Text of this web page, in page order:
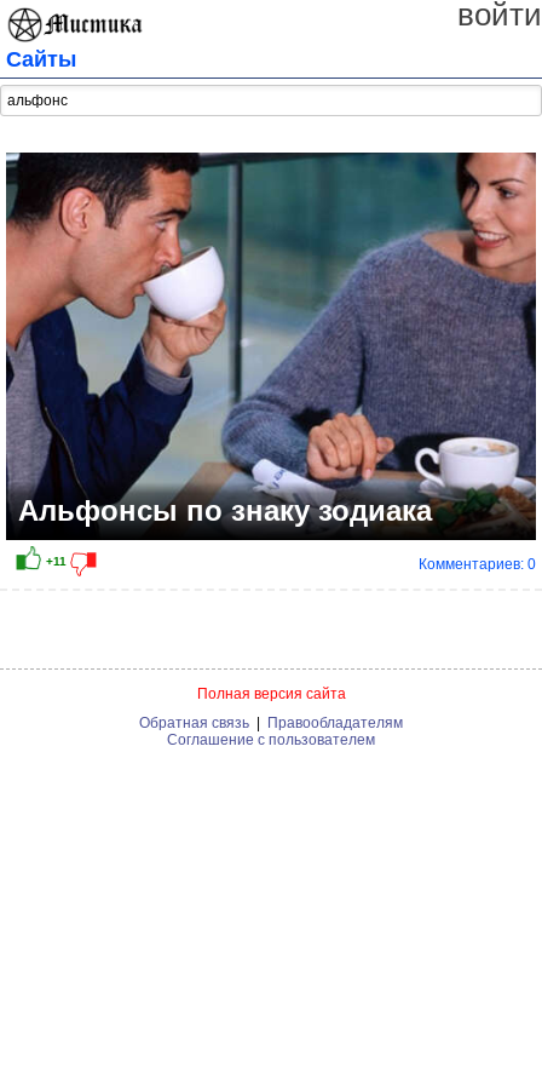
войти
Сайты
Альфонсы по знаку зодиака
Комментариев: 0
Полная версия сайта
Обратная связь | Правообладателям
Соглашение с пользователем